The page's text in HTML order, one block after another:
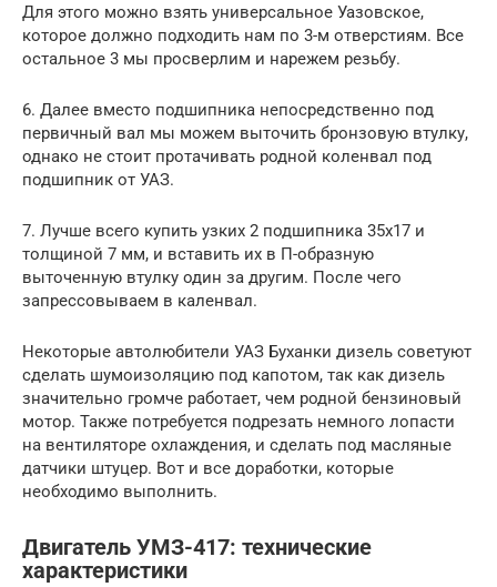
Для этого можно взять универсальное Уазовское,
которое должно подходить нам по 3-м отверстиям. Все
остальное 3 мы просверлим и нарежем резьбу.
6. Далее вместо подшипника непосредственно под
первичный вал мы можем выточить бронзовую втулку,
однако не стоит протачивать родной коленвал под
подшипник от УАЗ.
7. Лучше всего купить узких 2 подшипника 35х17 и
толщиной 7 мм, и вставить их в П-образную
выточенную втулку один за другим. После чего
запрессовываем в каленвал.
Некоторые автолюбители УАЗ Буханки дизель советуют
сделать шумоизоляцию под капотом, так как дизель
значительно громче работает, чем родной бензиновый
мотор. Также потребуется подрезать немного лопасти
на вентиляторе охлаждения, и сделать под масляные
датчики штуцер. Вот и все доработки, которые
необходимо выполнить.
Двигатель УМЗ-417: технические
характеристики